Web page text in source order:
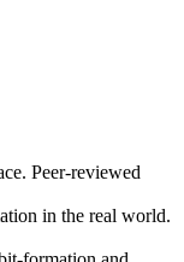
Peer-reviewed
in the real world.